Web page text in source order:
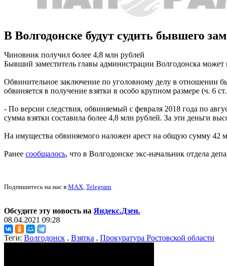
В Волгодонске будут судить бывшего
Чиновник получил более 4,8 млн рублей
Бывший заместитель главы администрации Волгодонска может
Обвинительное заключение по уголовному делу в отношении
обвиняется в получение взятки в особо крупном размере (ч. 6
- По версии следствия, обвиняемый с февраля 2018 года по
сумма взятки составила более 4,8 млн рублей. За эти деньги
На имущества обвиняемого наложен арест на общую сумму 42
Ранее сообщалось, что в Волгодонске экс-начальник отдела
Подпишитесь на нас в MAX, Telegram.
Обсудите эту новость на Яндекс.Дзен.
08.04.2021 09:28
Теги: Волгодонск , Взятка , Прокуратура Ростовской области